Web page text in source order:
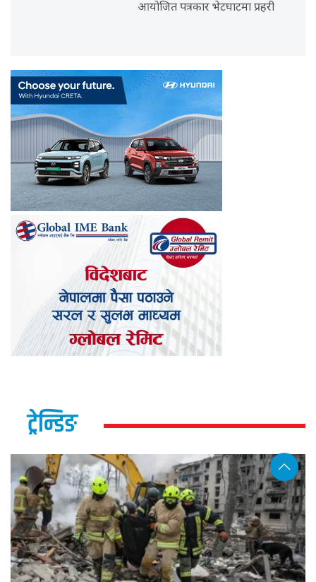
आयोजित पत्रकार भेटघाटमा प्रहरी
ट्रेन्डिङ